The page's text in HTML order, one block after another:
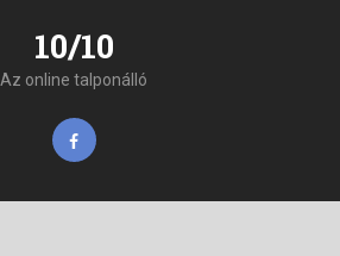
10/10
Az online talponálló